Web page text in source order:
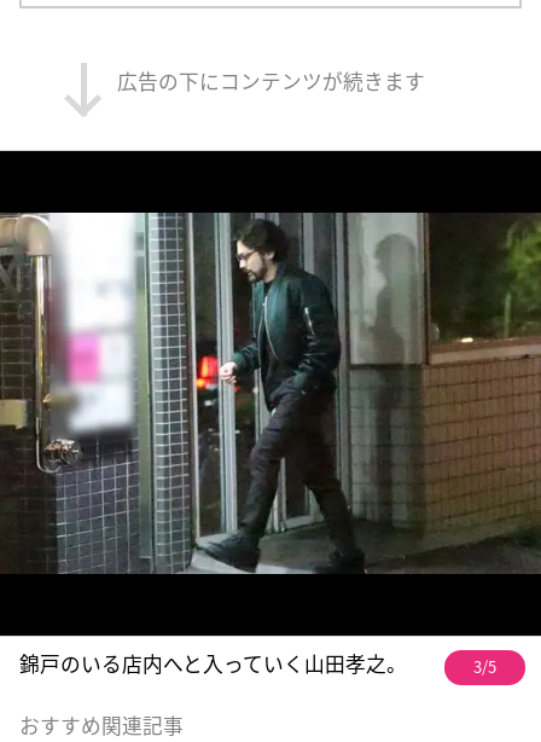
広告の下にコンテンツが続きます
錦戸のいる店内へと入っていく山田孝之。 3/5
おすすめ関連記事